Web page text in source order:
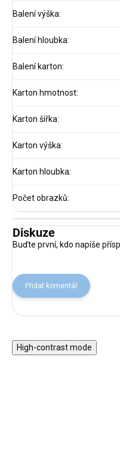
Balení výška:
Balení hloubka:
Balení karton:
Karton hmotnost:
Karton šířka:
Karton výška:
Karton hloubka:
Počet obrazků:
Diskuze
Buďte první, kdo napíše
Přidat komentář
High-contrast mode